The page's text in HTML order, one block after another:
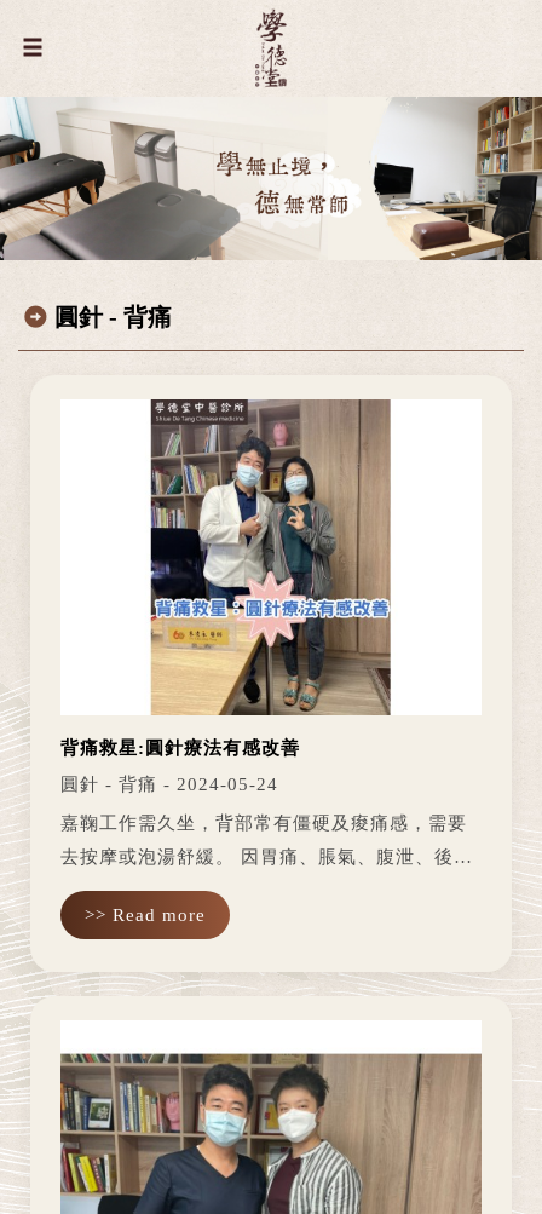
圓針 - 背痛
背痛救星:圓針療法有感改善
圓針 - 背痛 - 2024-05-24
嘉鞠工作需久坐，背部常有僵硬及痠痛感，需要
去按摩或泡湯舒緩。 因胃痛、脹氣、腹泄、後腰
痠痛不定時發作及四肢循環不良而求診。朱醫師
診斷因駝背導致內臟被壓迫，所以胃常常發炎，
>> Read more